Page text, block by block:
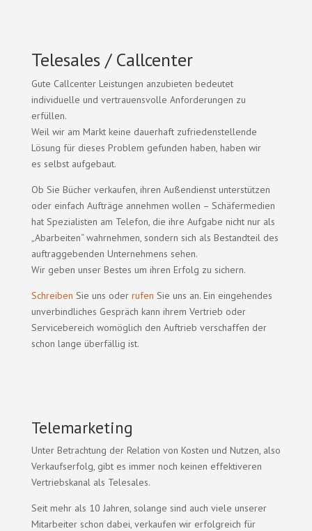
Telesales / Callcenter
Gute Callcenter Leistungen anzubieten bedeutet
individuelle und vertrauensvolle Anforderungen zu
erfüllen.
Weil wir am Markt keine dauerhaft zufriedenstellende
Lösung für dieses Problem gefunden haben, haben wir
es selbst aufgebaut.
Ob Sie Bücher verkaufen, ihren Außendienst unterstützen
oder einfach Aufträge annehmen wollen – Schäfermedien
hat Spezialisten am Telefon, die ihre Aufgabe nicht nur als
„Abarbeiten“ wahrnehmen, sondern sich als Bestandteil des
auftraggebenden Unternehmens sehen.
Wir geben unser Bestes um ihren Erfolg zu sichern.
Schreiben Sie uns oder rufen Sie uns an. Ein eingehendes
unverbindliches Gespräch kann ihrem Vertrieb oder
Servicebereich womöglich den Auftrieb verschaffen der
schon lange überfällig ist.
Telemarketing
Unter Betrachtung der Relation von Kosten und Nutzen, also
Verkaufserfolg, gibt es immer noch keinen effektiveren
Vertriebskanal als Telesales.
Seit mehr als 10 Jahren, solange sind auch viele unserer
Mitarbeiter schon dabei, verkaufen wir erfolgreich für